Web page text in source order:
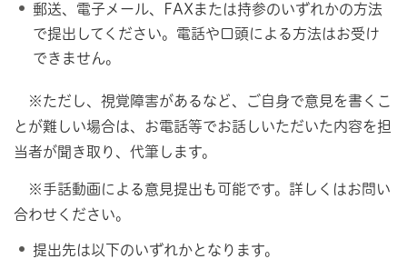
郵送、電子メール、FAXまたは持参のいずれかの方法
で提出してください。電話や口頭による方法はお受け
できません。
※ただし、視覚障害があるなど、ご自身で意見を書くこ
とが難しい場合は、お電話等でお話しいただいた内容を担
当者が聞き取り、代筆します。
※手話動画による意見提出も可能です。詳しくはお問い
合わせください。
提出先は以下のいずれかとなります。